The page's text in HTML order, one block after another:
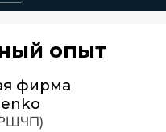
опыт
фирма